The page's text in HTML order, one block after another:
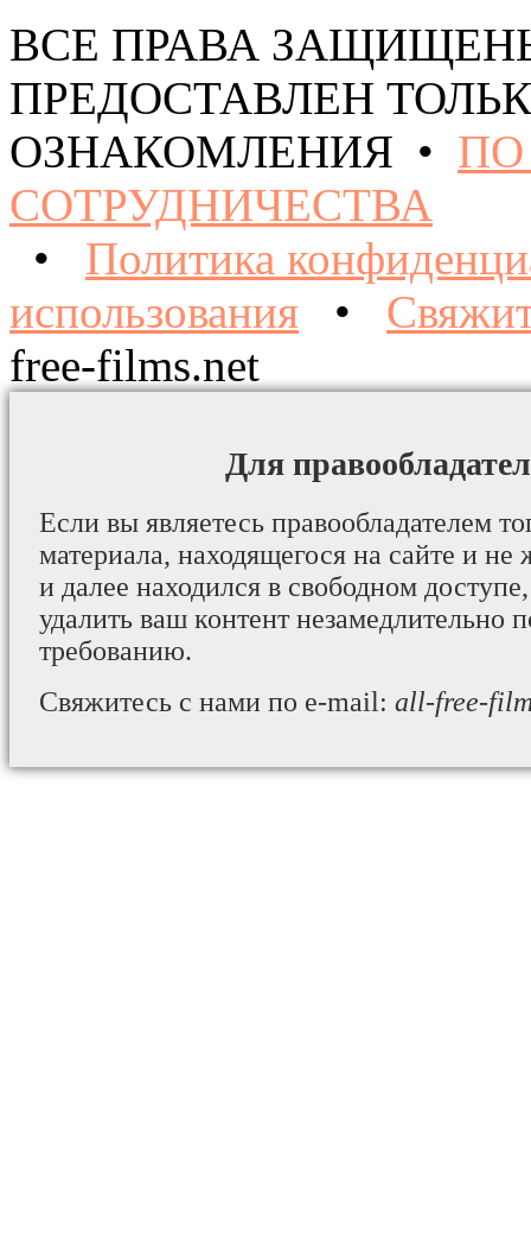
ВСЕ ПРАВА
ПРЕДОСТАВЛЕН
ОЗНАКОМЛЕНИЯ •
СОТРУДНИЧЕСТВА
• Политика
использования •
free-films.net
Для
Если вы являетесь правообладателем
материала, находящегося на сайте и не
и далее находился в свободном
удалить ваш контент незамедлительно
требованию.
Свяжитесь с нами по e-mail: all-free-